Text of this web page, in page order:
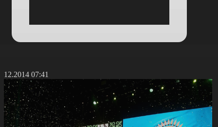
07:41